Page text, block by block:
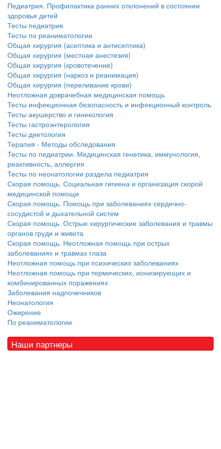
Педиатрия. Профилактика ранних отклонений в состоянии
здоровья детей
Тесты педиатрия
Тесты по реаниматологии
Общая хирургия (асептика и антисептика)
Общая хирургия (местная анестезия)
Общая хирургия (кровотечение)
Общая хирургия (наркоз и реанимация)
Общая хирургия (переливание крови)
Неотложная доврачебная медицинская помощь
Тесты инфекционная безопасность и инфекционный контроль
Тесты акушерство и гинекология
Тесты гастроэнтерология
Тесты диетология
Терапия - Методы обследования
Тесты по педиатрии. Медицинская генетика, иммунология,
реактивность, аллергия
Тесты по неонатологии раздела педиатрия
Скорая помощь. Социальная гигиена и организация скорой
медицинской помощи
Скорая помощь. Помощь при заболеваниях сердечно-
сосудистой и дыхательной систем
Скорая помощь. Острые хирургические заболевания и травмы
органов груди и живота
Скорая помощь. Неотложная помощь при острых
заболеваниях и травмах глаза
Неотложная помощь при психических заболеваниях
Неотложная помощь при термических, ионизирующих и
комбинированных поражениях
Заболевания надпочечников
Неонатология
Ожирение
По реаниматологии
Наши партнеры